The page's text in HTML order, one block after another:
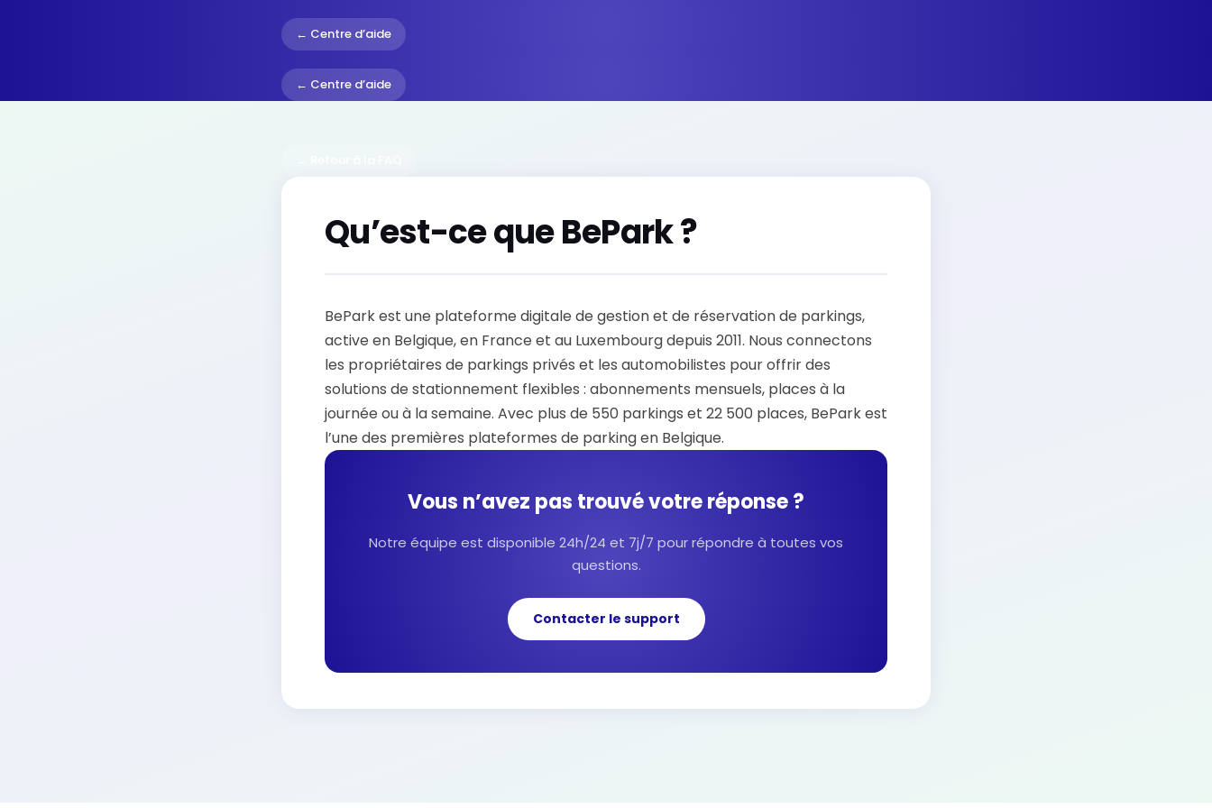
← Centre d’aide
← Centre d’aide
Qu’est-ce que BePark ?
BePark est une plateforme digitale de gestion et de réservation de parkings,
active en Belgique, en France et au Luxembourg depuis 2011. Nous connectons
les propriétaires de parkings privés et les automobilistes pour offrir des
solutions de stationnement flexibles : abonnements mensuels, places à la
journée ou à la semaine. Avec plus de 550 parkings et 22 500 places, BePark est
l’une des premières plateformes de parking en Belgique.
Vous n’avez pas trouvé votre réponse ?
Notre équipe est disponible 24h/24 et 7j/7 pour répondre à toutes vos
questions.
Contacter le support